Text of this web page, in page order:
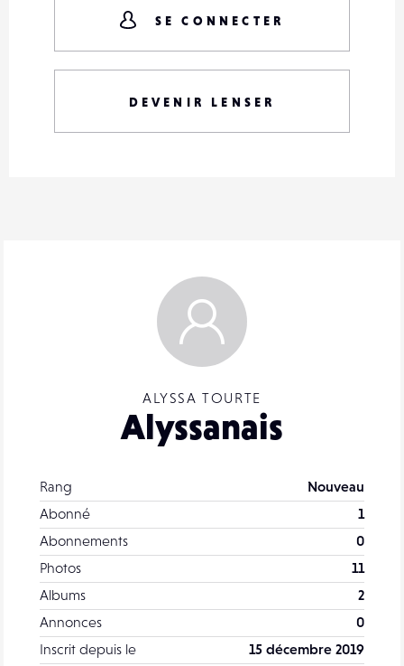
ALYSSA TOURTE
Alyssanais
Rang
Nouveau
Abonné
1
Abonnements
0
Photos
11
Albums
2
Annonces
0
Inscrit depuis le
15 décembre 2019
SE CONNECTER
DEVENIR LENSER